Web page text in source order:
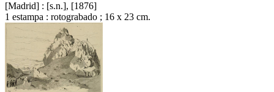
[Madrid] : [s.n.], [1876]
1 estampa : rotograbado ; 16 x 23 cm.